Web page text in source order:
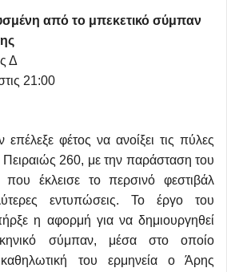
από το μπεκετικό σύμπαν
Δ
21:00
φέτος να ανοίξει τις πύλες
Πειραιώς 260, με την παράσταση του
έκλεισε το περσινό φεστιβάλ
εντυπώσεις. Το έργο του
η αφορμή για να δημιουργηθεί
σύμπαν, μέσα στο οποίο
του ερμηνεία ο Άρης